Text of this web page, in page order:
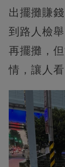
出擺攤賺
到路人檢
再擺攤，
情，讓人